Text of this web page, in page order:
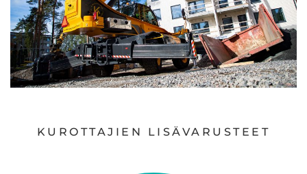
KUROTTAJIEN LISÄVARUSTEET